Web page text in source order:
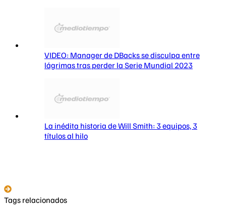
VIDEO: Manager de DBacks se disculpa entre
lágrimas tras perder la Serie Mundial 2023
La inédita historia de Will Smith: 3 equipos, 3
títulos al hilo
Tags relacionados